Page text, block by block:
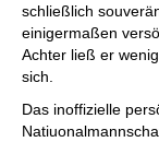
schließlich
einigermaßen
Achter ließ er
sich.
Das inoffizielle